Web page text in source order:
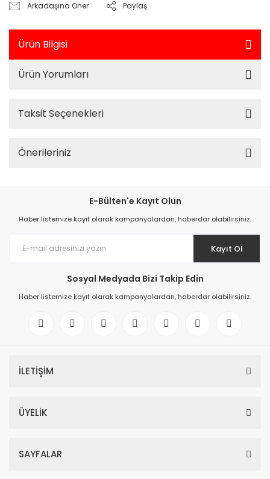
Arkadaşına Öner Paylaş
Ürün Bilgisi
Ürün Yorumları
Taksit Seçenekleri
Önerileriniz
E-Bülten'e Kayıt Olun
Haber listemize kayıt olarak kampanyalardan, haberdar olabilirsiniz.
Kayıt Ol
Sosyal Medyada Bizi Takip Edin
Haber listemize kayıt olarak kampanyalardan, haberdar olabilirsiniz.
İLETİŞİM
ÜYELİK
SAYFALAR